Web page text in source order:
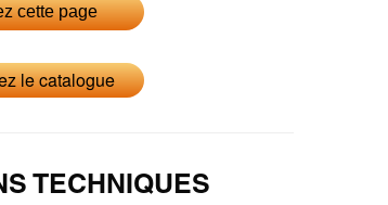
cette page
le catalogue
TECHNIQUES